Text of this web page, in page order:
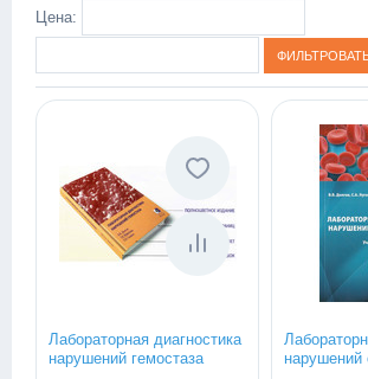
Цена:
Лабораторная диагностика
нарушений гемостаза
нарушений